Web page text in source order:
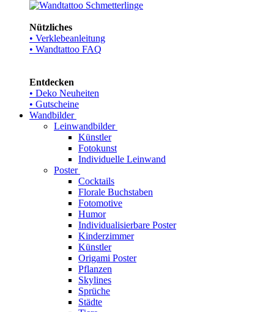
Nützliches
• Verklebeanleitung
• Wandtattoo FAQ
Entdecken
• Deko Neuheiten
• Gutscheine
Wandbilder
Leinwandbilder
Künstler
Fotokunst
Individuelle Leinwand
Poster
Cocktails
Florale Buchstaben
Fotomotive
Humor
Individualisierbare Poster
Kinderzimmer
Künstler
Origami Poster
Pflanzen
Skylines
Sprüche
Städte